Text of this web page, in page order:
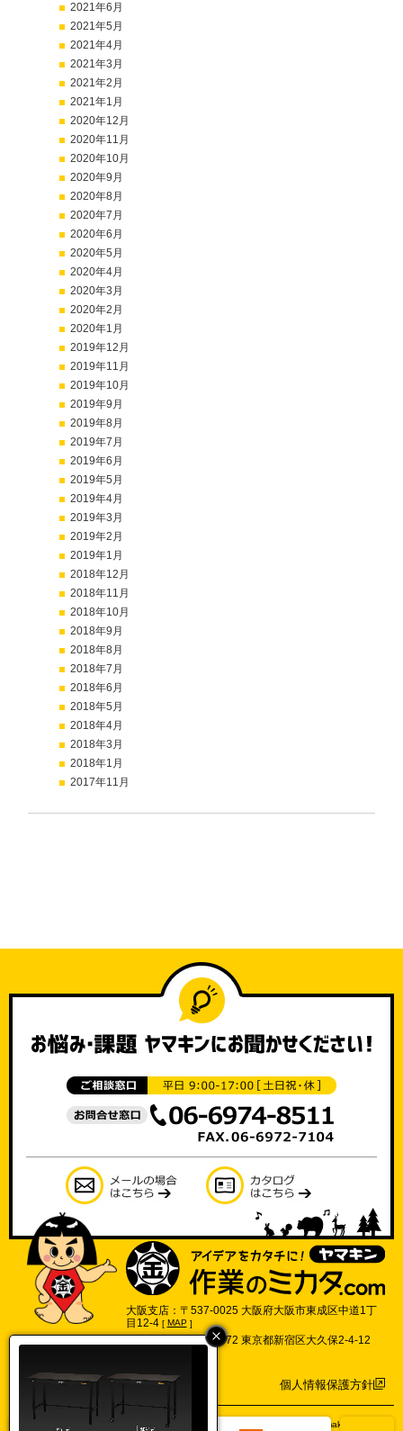
2021年6月
2021年5月
2021年4月
2021年3月
2021年2月
2021年1月
2020年12月
2020年11月
2020年10月
2020年9月
2020年8月
2020年7月
2020年6月
2020年5月
2020年4月
2020年3月
2020年2月
2020年1月
2019年12月
2019年11月
2019年10月
2019年9月
2019年8月
2019年7月
2019年6月
2019年5月
2019年4月
2019年3月
2019年2月
2019年1月
2018年12月
2018年11月
2018年10月
2018年9月
2018年8月
2018年7月
2018年6月
2018年5月
2018年4月
2018年3月
2018年1月
2017年11月
大阪支店：〒537-0025 大阪府大阪市東成区中道1丁
目12-4 [ MAP]
東京支店：〒169-0072 東京都新宿区大久保2-4-12
個人情報保護方針
©2017 Yamakin Co.,Ltd.